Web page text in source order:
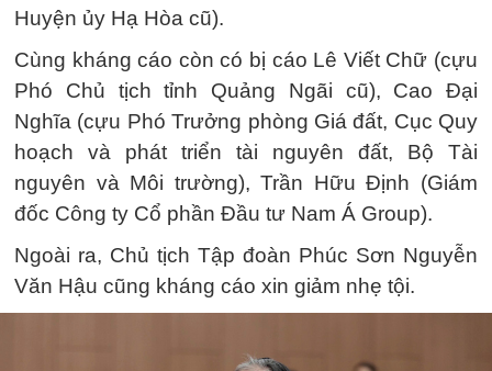
Huyện ủy Hạ Hòa cũ).
Cùng kháng cáo còn có bị cáo Lê Viết Chữ (cựu
Phó Chủ tịch tỉnh Quảng Ngãi cũ), Cao Đại
Nghĩa (cựu Phó Trưởng phòng Giá đất, Cục Quy
hoạch và phát triển tài nguyên đất, Bộ Tài
nguyên và Môi trường), Trần Hữu Định (Giám
đốc Công ty Cổ phần Đầu tư Nam Á Group).
Ngoài ra, Chủ tịch Tập đoàn Phúc Sơn Nguyễn
Văn Hậu cũng kháng cáo xin giảm nhẹ tội.